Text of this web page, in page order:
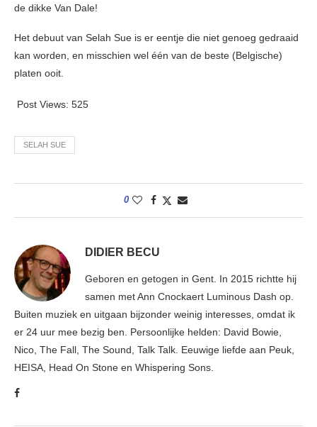
de dikke Van Dale!
Het debuut van Selah Sue is er eentje die niet genoeg gedraaid
kan worden, en misschien wel één van de beste (Belgische)
platen ooit.
Post Views: 525
SELAH SUE
0
DIDIER BECU
Geboren en getogen in Gent. In 2015 richtte hij
samen met Ann Cnockaert Luminous Dash op.
Buiten muziek en uitgaan bijzonder weinig interesses, omdat ik
er 24 uur mee bezig ben. Persoonlijke helden: David Bowie,
Nico, The Fall, The Sound, Talk Talk. Eeuwige liefde aan Peuk,
HEISA, Head On Stone en Whispering Sons.